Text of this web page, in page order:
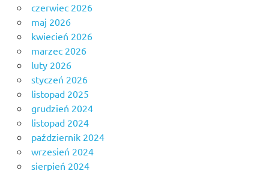
czerwiec 2026
maj 2026
kwiecień 2026
marzec 2026
luty 2026
styczeń 2026
listopad 2025
grudzień 2024
listopad 2024
październik 2024
wrzesień 2024
sierpień 2024